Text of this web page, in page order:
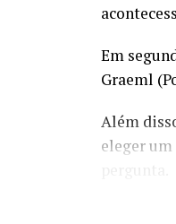
Em
Graeml
Além
eleger um
Sergio